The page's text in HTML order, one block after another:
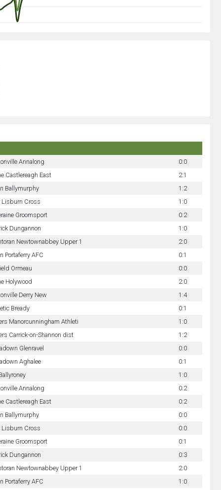
Annalong
0:0
Castlereagh East
2:1
Ballymurphy
1:2
Lisburn Cross
1:0
Groomsport
0:2
Dungannon
1:0
Newtownabbey Upper 1
2:0
Portaferry AFC
0:1
Ormeau
0:0
Holywood
2:0
Derry New
1:4
Bready
0:1
Manorcunningham Athleti
1:0
Carrick-on-Shannon dist
1:2
Glenravel
0:0
Aghalee
0:1
1:0
Annalong
0:2
Castlereagh East
0:2
Ballymurphy
0:0
Lisburn Cross
0:0
Groomsport
0:1
Dungannon
0:3
Newtownabbey Upper 1
2:0
Portaferry AFC 1:0